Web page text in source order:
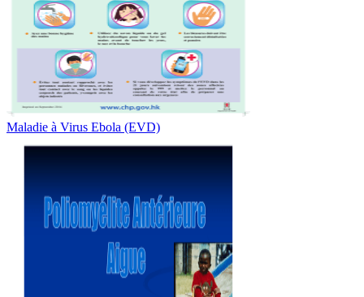
Maladie à Virus Ebola (EVD)